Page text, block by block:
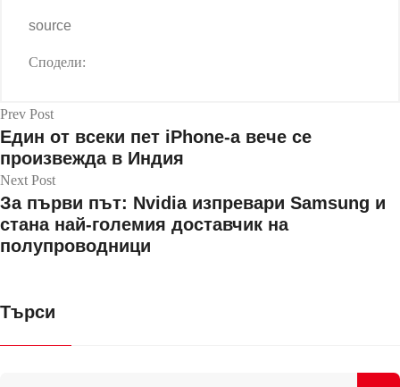
source
Сподели:
Prev Post
Един от всеки пет iPhone-а вече се
произвежда в Индия
Next Post
За първи път: Nvidia изпревари Samsung и
стана най-големия доставчик на
полупроводници
Търси